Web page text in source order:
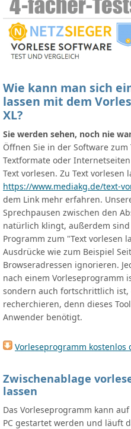
Wie kann man sich
lassen mit dem
XL?
Sie werden sehen, noch nie
Öffnen Sie in der Software
Textformate oder
Text vorlesen. Zu Text vorlesen
https://www.mediakg.de/text-
dem Link mehr erfahren.
Sprechpausen zwischen den
natürlich klingt, außerdem
Programm zum "Text vorlesen
Ausdrücke wie zum Beispiel
Browseradressen ignorieren.
nach einem Vorleseprogramm
sondern auch fortschrittlich
recherchieren, denn dieses
Anwender benötigt.
Vorleseprogramm kostenlos
Zwischenablage
lassen
Das Vorleseprogramm kann
PC gestartet werden und läuft